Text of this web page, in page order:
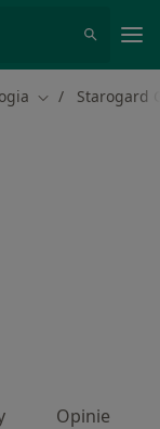
Zmień miasto
Starogard
Opinie